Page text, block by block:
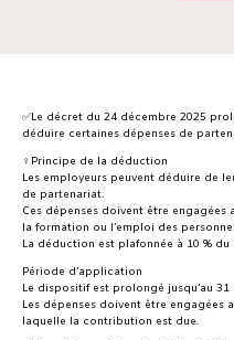
✅Le décret du 24 décembre 2025
déduire certaines dépenses de
‍♀️Principe de la déduction
Les employeurs peuvent déduire de
de partenariat.
Ces dépenses doivent être engagées
la formation ou l’emploi des
La déduction est plafonnée à 10 %
Période d’application
Le dispositif est prolongé jusqu’au 31
Les dépenses doivent être engagées
laquelle la contribution est due.